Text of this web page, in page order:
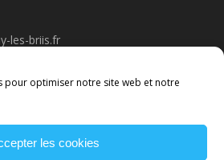
pour optimiser notre site web et notre
les cookies
les-briis.fr
NOUS CONTACTER